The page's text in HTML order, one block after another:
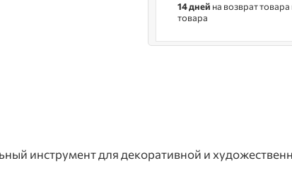
14 дней на возврат
товара
инструмент для декоративной и